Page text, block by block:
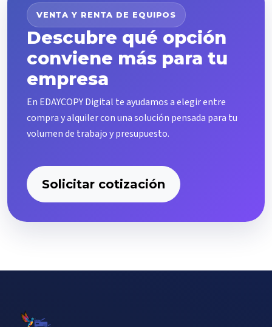
VENTA Y RENTA DE EQUIPOS
Descubre qué opción
conviene más para tu
empresa
En EDAYCOPY Digital te ayudamos a elegir entre
compra y alquiler con una solución pensada para tu
volumen de trabajo y presupuesto.
Solicitar cotización